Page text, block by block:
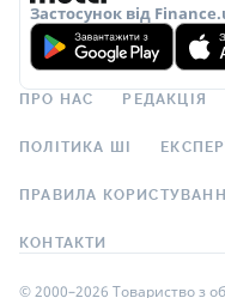
Застосунок від
ПРО НАС РЕДАКЦІЯ
ПОЛІТИКА ШІ
ПРАВИЛА
КОНТАКТИ
© 2000–2026 Товариство з